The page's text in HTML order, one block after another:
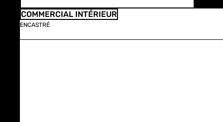
COMMERCIAL INTÉRIEUR
ENCASTRÉ